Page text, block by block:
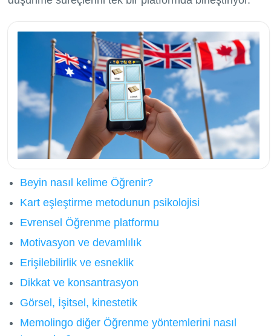
Beyin nasıl kelime Öğrenir?
Kart eşleştirme metodunun psikolojisi
Evrensel Öğrenme platformu
Motivasyon ve devamlılık
Erişilebilirlik ve esneklik
Dikkat ve konsantrasyon
Görsel, İşitsel, kinestetik
Memolingo diğer Öğrenme yöntemlerini nasıl